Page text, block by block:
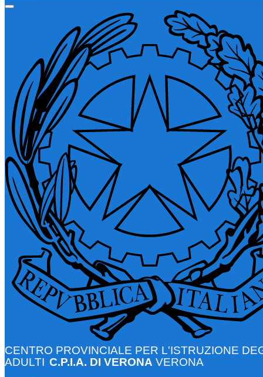
CENTRO PROVINCIALE PER L'ISTRUZIONE
ADULTI C.P.I.A. DI VERONA VERONA